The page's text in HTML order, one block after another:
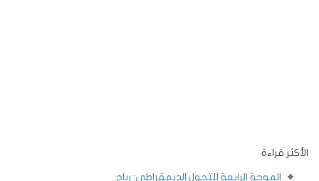
الأكثر قراءة
الموجة الرابعة للتحول الديمقراطي: رياح